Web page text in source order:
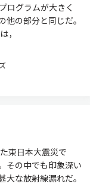
ログラムが大きく
の部分と同じだ。
，
東日本大震災で
その中でも印象深い
な放射線漏れだ。